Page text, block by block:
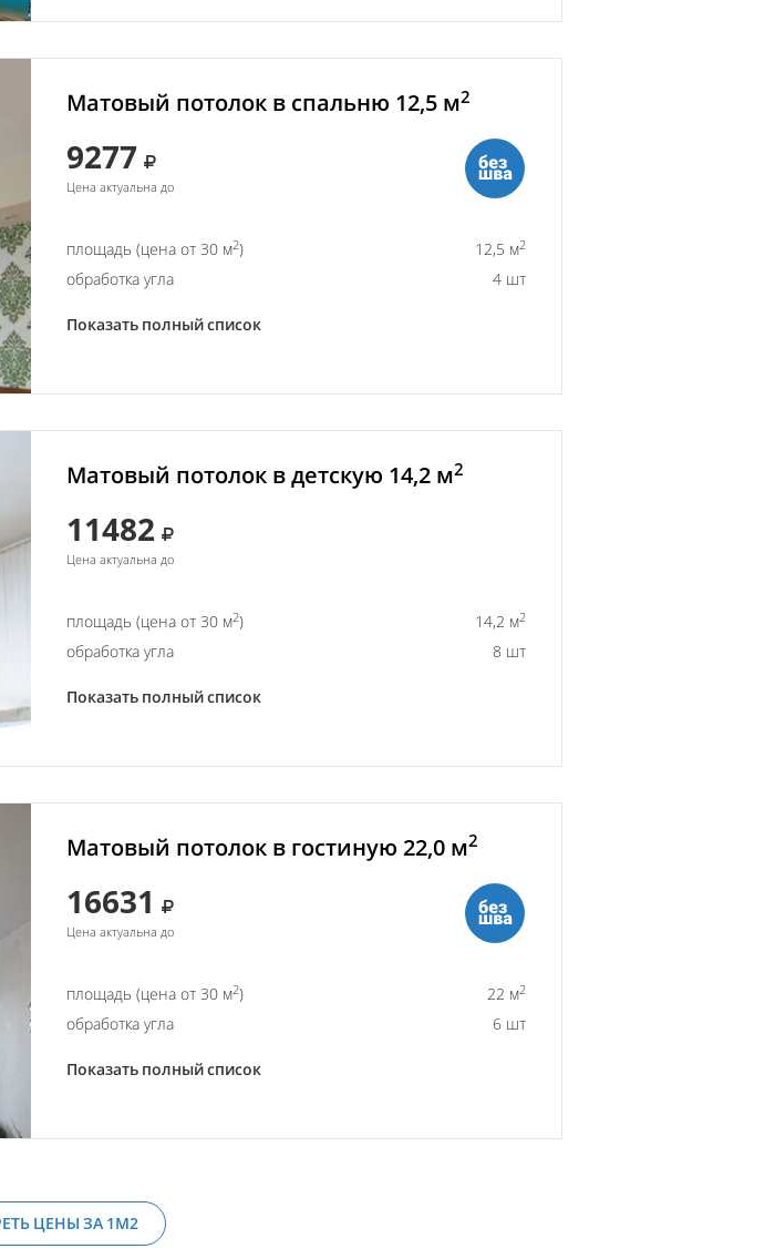
Матовый потолок в спальню 12,5 м2
9277
Цена актуальна до
площадь (цена от 30 м2) 12,5 м2
обработка угла 4 шт
Показать полный список
Матовый потолок в детскую 14,2 м2
11482
Цена актуальна до
площадь (цена от 30 м2) 14,2 м2
обработка угла 8 шт
Показать полный список
Матовый потолок в гостиную 22,0 м2
16631
Цена актуальна до
площадь (цена от 30 м2) 22 м2
обработка угла 6 шт
Показать полный список
ЦЕНЫ ЗА 1М2